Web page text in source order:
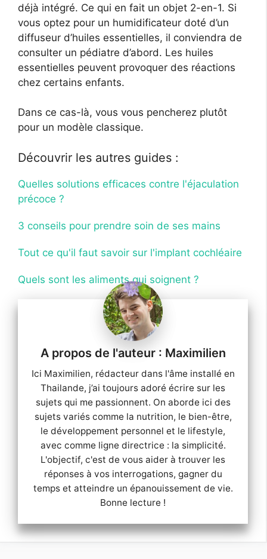
déjà intégré. Ce qui en fait un objet 2-en-1. Si
vous optez pour un humidificateur doté d’un
diffuseur d’huiles essentielles, il conviendra de
consulter un pédiatre d’abord. Les huiles
essentielles peuvent provoquer des réactions
chez certains enfants.
Dans ce cas-là, vous vous pencherez plutôt
pour un modèle classique.
Découvrir les autres guides :
Quelles solutions efficaces contre l'éjaculation
précoce ?
3 conseils pour prendre soin de ses mains
Tout ce qu'il faut savoir sur l'implant cochléaire
Quels sont les aliments qui soignent ?
Maximilien
Ici Maximilien, rédacteur dans l'âme installé en
Thailande, j’ai toujours adoré écrire sur les
sujets qui me passionnent. On aborde ici des
sujets variés comme la nutrition, le bien-être,
le développement personnel et le lifestyle,
avec comme ligne directrice : la simplicité.
L'objectif, c'est de vous aider à trouver les
réponses à vos interrogations, gagner du
temps et atteindre un épanouissement de vie.
Bonne lecture !